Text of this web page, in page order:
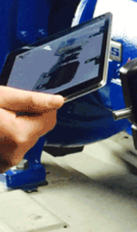
OSIOWANIE
WAŁÓW
MASZYN